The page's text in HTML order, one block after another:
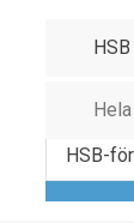
HSB-
HSB-